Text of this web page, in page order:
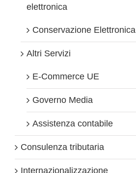
elettronica
Conservazione Elettronica
Altri Servizi
E-Commerce UE
Governo Media
Assistenza contabile
Consulenza tributaria
Internazionalizzazione